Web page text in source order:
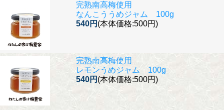
完熟南高梅使用
なんこううめジャム 100g
540円 (本体価格:500円)
完熟南高梅使用
レモンうめジャム 100g
540円 (本体価格:500円)